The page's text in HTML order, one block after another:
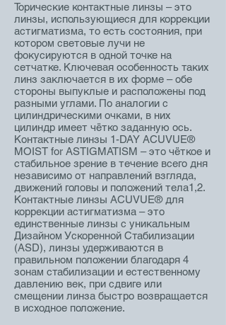
Торические контактные линзы – это
линзы, использующиеся для коррекции
астигматизма, то есть состояния, при
котором световые лучи не
фокусируются в одной точке на
сетчатке. Ключевая особенность таких
линз заключается в их форме – обе
стороны выпуклые и расположены под
разными углами. По аналогии с
цилиндрическими очками, в них
цилиндр имеет чётко заданную ось.
Контактные линзы 1-DAY ACUVUE®
MOIST for ASTIGMATISM – это чёткое и
стабильное зрение в течение всего дня
независимо от направлений взгляда,
движений головы и положений тела1,2.
Контактные линзы ACUVUE® для
коррекции астигматизма – это
единственные линзы с уникальным
Дизайном Ускоренной Стабилизации
(ASD), линзы удерживаются в
правильном положении благодаря 4
зонам стабилизации и естественному
давлению век, при сдвиге или
смещении линза быстро возвращается
в исходное положение.